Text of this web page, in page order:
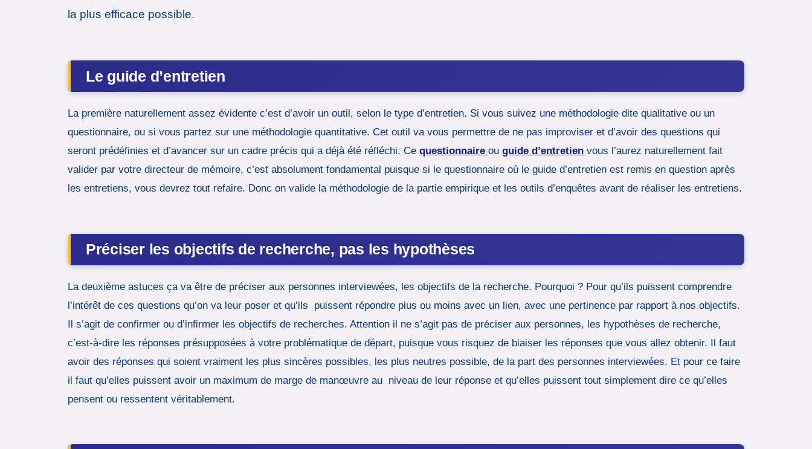
la plus efficace possible.
Le guide d’entretien
La première naturellement assez évidente c’est d’avoir un outil, selon le type d’entretien. Si vous suivez une méthodologie dite qualitative ou un
questionnaire, ou si vous partez sur une méthodologie quantitative. Cet outil va vous permettre de ne pas improviser et d’avoir des questions qui
seront prédéfinies et d’avancer sur un cadre précis qui a déjà été réfléchi. Ce questionnaire ou guide d’entretien vous l’aurez naturellement fait
valider par votre directeur de mémoire, c’est absolument fondamental puisque si le questionnaire où le guide d’entretien est remis en question après
les entretiens, vous devrez tout refaire. Donc on valide la méthodologie de la partie empirique et les outils d’enquêtes avant de réaliser les entretiens.
Préciser les objectifs de recherche, pas les hypothèses
La deuxième astuces ça va être de préciser aux personnes interviewées, les objectifs de la recherche. Pourquoi ? Pour qu’ils puissent comprendre
l’intérêt de ces questions qu’on va leur poser et qu’ils puissent répondre plus ou moins avec un lien, avec une pertinence par rapport à nos objectifs.
Il s’agit de confirmer ou d’infirmer les objectifs de recherches. Attention il ne s’agit pas de préciser aux personnes, les hypothèses de recherche,
c’est-à-dire les réponses présupposées à votre problématique de départ, puisque vous risquez de biaiser les réponses que vous allez obtenir. Il faut
avoir des réponses qui soient vraiment les plus sincères possibles, les plus neutres possible, de la part des personnes interviewées. Et pour ce faire
il faut qu’elles puissent avoir un maximum de marge de manœuvre au niveau de leur réponse et qu’elles puissent tout simplement dire ce qu’elles
pensent ou ressentent véritablement.